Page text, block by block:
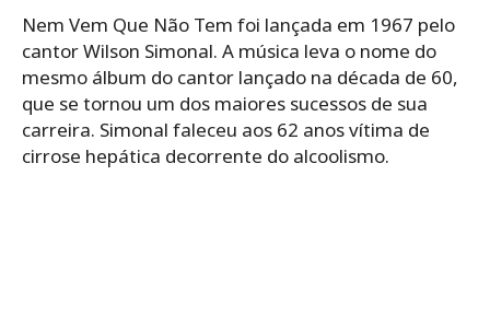
Nem Vem Que Não Tem foi lançada em 1967 pelo
cantor Wilson Simonal. A música leva o nome do
mesmo álbum do cantor lançado na década de 60,
que se tornou um dos maiores sucessos de sua
carreira. Simonal faleceu aos 62 anos vítima de
cirrose hepática decorrente do alcoolismo.